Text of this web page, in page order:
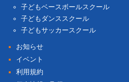
子どもベースボールスクール
子どもダンススクール
子どもサッカースクール
お知らせ
イベント
利用規約